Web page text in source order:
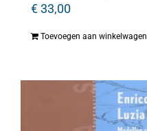
€33,00
Toevoegen aan winkelwagen